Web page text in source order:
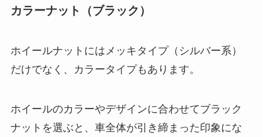
カラーナット（ブラック）
ホイールナットにはメッキタイプ（シルバー系）
だけでなく、カラータイプもあります。
ホイールのカラーやデザインに合わせてブラック
ナットを選ぶと、車全体が引き締まった印象にな